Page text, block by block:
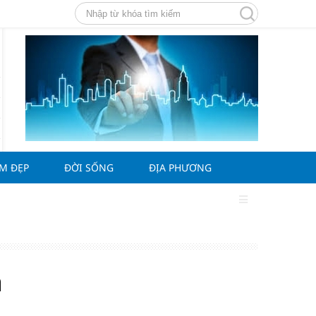
ĐẸP ĐỜI SỐNG ĐỊA PHƯƠNG